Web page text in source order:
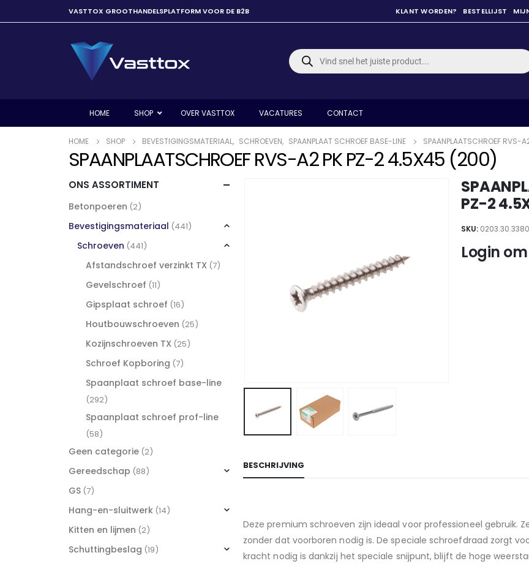
VASTTOX GROOTHANDELSPLATFORM VOOR DE B2B KLANT WORDEN? BESTELLIJST
Producten
zoeken
HOME SHOP OVER VASTTOX VACATURES CONTACT
HOME SHOP BEVESTIGINGSMATERIAAL, SCHROEVEN, SPAANPLAAT SCHROEF BASE-LINE SPAANPLAATSCHROEF
SPAANPLAATSCHROEF RVS-A2 PK PZ-2 4.5X45 (200)
PZ-2
SKU:
Login
BESCHRIJVING
Deze premium schroeven zijn ideaal voor professioneel gebruik.
zonder dat voorboren nodig is. De speciale schroefdraad zorgt
kracht nodig is dankzij het speciale snijpunt, blijft de hoge
ONS ASSORTIMENT
Betonpoeren (2)
Bevestigingsmateriaal (441)
Schroeven (441)
Afstandschroef verzinkt TX (7)
Gevelschroef (11)
Gipsplaat schroef (16)
Houtbouwschroeven (25)
Kozijnschroeven TX (25)
Schroef Kopboring (7)
Spaanplaat schroef base-line
(292)
Spaanplaat schroef prof-line
(58)
Geen categorie (2)
Gereedschap (88)
GS (7)
Hang-en-sluitwerk (14)
Kitten en lijmen (2)
Schuttingbeslag (19)